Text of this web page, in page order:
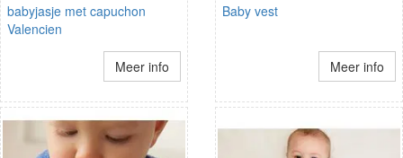
babyjasje met capuchon
Valencien
Meer info
Baby vest
Meer info